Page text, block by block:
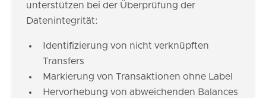
unterstützen bei der Überprüfung der
Datenintegrität:
Identifizierung von nicht verknüpften
Transfers
Markierung von Transaktionen ohne Label
Hervorhebung von abweichenden Balances